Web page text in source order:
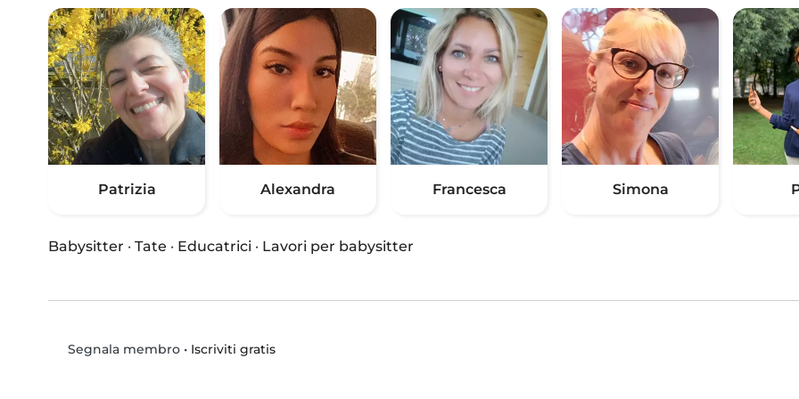
Patrizia Alexandra Francesca Simona
Babysitter · Tate · Educatrici · Lavori per babysitter
Segnala membro• Iscriviti gratis